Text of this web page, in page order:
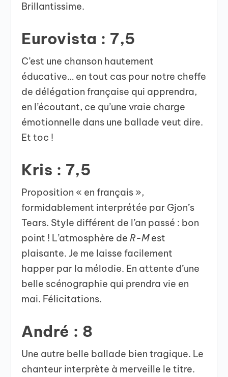
Brillantissime.
Eurovista : 7,5
C’est une chanson hautement
éducative… en tout cas pour notre cheffe
de délégation française qui apprendra,
en l’écoutant, ce qu’une vraie charge
émotionnelle dans une ballade veut dire.
Et toc !
Kris : 7,5
Proposition « en français »,
formidablement interprétée par Gjon’s
Tears. Style différent de l’an passé : bon
point ! L’atmosphère de R-Mest
plaisante. Je me laisse facilement
happer par la mélodie. En attente d’une
belle scénographie qui prendra vie en
mai. Félicitations.
André : 8
Une autre belle ballade bien tragique. Le
chanteur interprète à merveille le titre.